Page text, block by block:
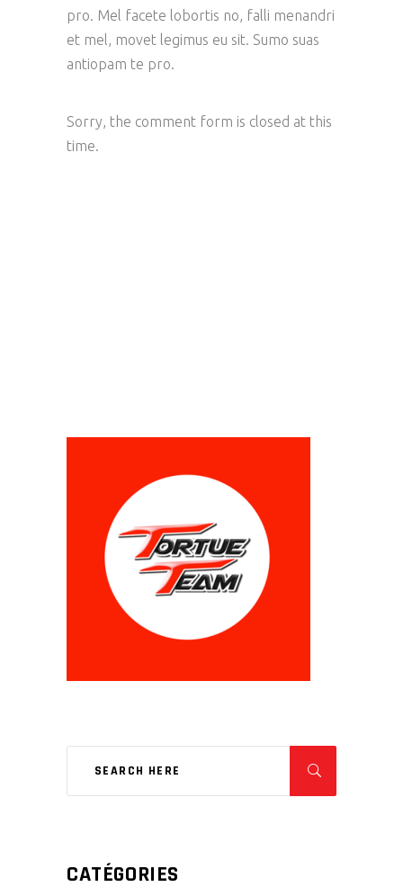
pro. Mel facete lobortis no, falli menandri
et mel, movet legimus eu sit. Sumo suas
antiopam te pro.
Sorry, the comment form is closed at this
time.
CATÉGORIES